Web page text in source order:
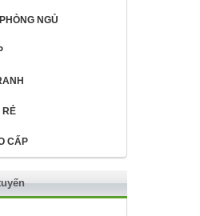
NGỦ
RẺ
CẤP